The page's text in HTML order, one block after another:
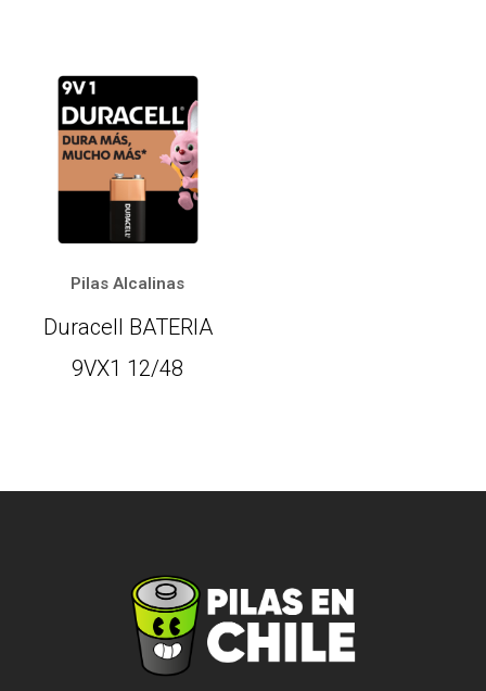
Pilas Alcalinas
Duracell BATERIA
9VX1 12/48